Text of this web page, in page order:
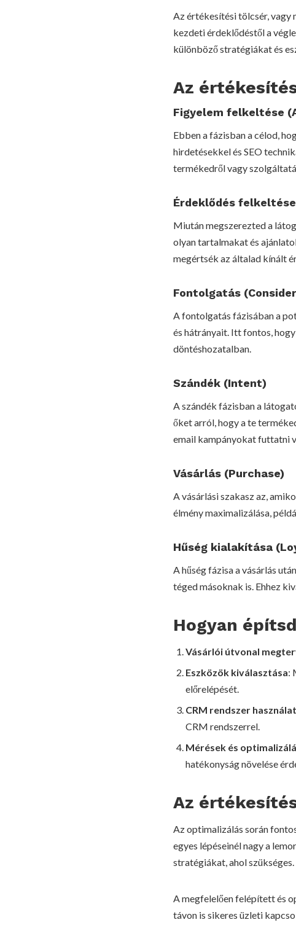
Az értékesítési tölcsér, vagy
kezdeti érdeklődéstől a
különböző stratégiákat és
Az
Figyelem felkeltése
Ebben a fázisban a célod,
hirdetésekkel és SEO
termékedről vagy
Érdeklődés
Miután megszerezted a
olyan tartalmakat és
megértsék az általad kínált
Fontolgatás
A fontolgatás fázisában a
és hátrányait. Itt fontos,
döntéshozatalban.
Szándék (Intent)
A szándék fázisban a
őket arról, hogy a te
email kampányokat futtatni
Vásárlás (Purchase)
A vásárlási szakasz az,
élmény maximalizálása,
Hűség kialakítása
A hűség fázisa a vásárlás
téged másoknak is. Ehhez
Hogyan
Vásárlói útvonal
Eszközök kiválasztása:
előrelépését.
CRM rendszer
CRM rendszerrel.
Mérések és
hatékonyság növelése
Az
Az optimalizálás során
egyes lépéseinél nagy a
stratégiákat, ahol szükséges.
A megfelelően felépített és
távon is sikeres üzleti